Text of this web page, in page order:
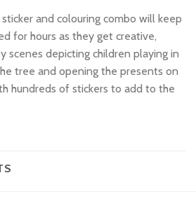
and colouring combo will keep
for hours as they get creative,
scenes depicting children playing in
tree and opening the presents on
hundreds of stickers to add to the